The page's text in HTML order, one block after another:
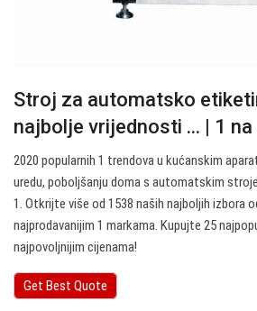
Stroj za automatsko
najbolje vrijednosti ... | 1
2020 popularnih 1 trendova u kućanskim
uredu, poboljšanju doma s automatskim
1. Otkrijte više od 1538 naših najboljih izbora
najprodavanijim 1 markama. Kupujte 25
najpovoljnijim cijenama!
Get Best Quote